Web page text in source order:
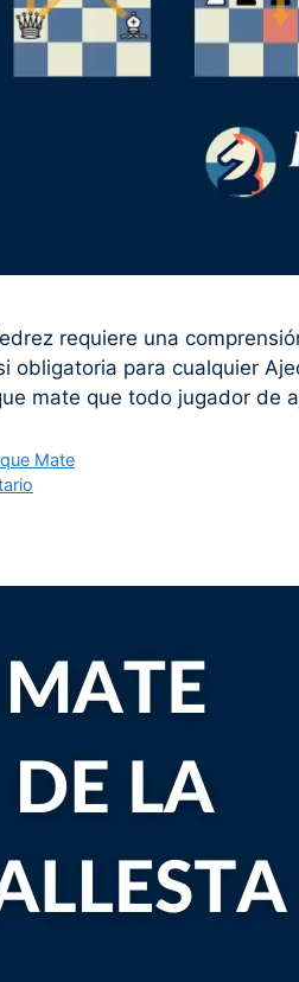
requiere una
obligatoria para cualquier
mate que todo jugador de
Mate